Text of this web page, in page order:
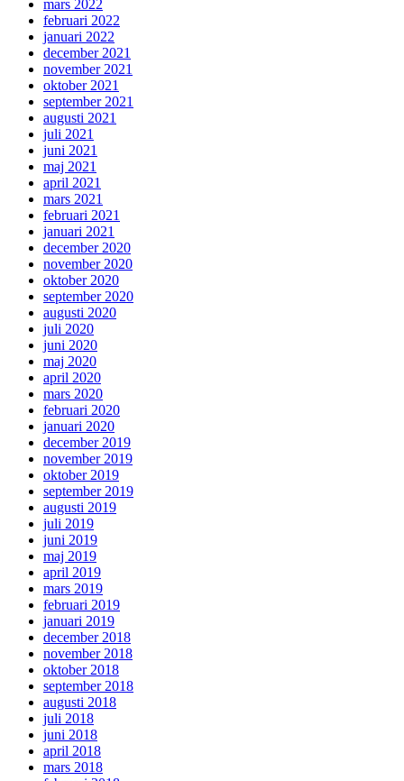
mars 2022
februari 2022
januari 2022
december 2021
november 2021
oktober 2021
september 2021
augusti 2021
juli 2021
juni 2021
maj 2021
april 2021
mars 2021
februari 2021
januari 2021
december 2020
november 2020
oktober 2020
september 2020
augusti 2020
juli 2020
juni 2020
maj 2020
april 2020
mars 2020
februari 2020
januari 2020
december 2019
november 2019
oktober 2019
september 2019
augusti 2019
juli 2019
juni 2019
maj 2019
april 2019
mars 2019
februari 2019
januari 2019
december 2018
november 2018
oktober 2018
september 2018
augusti 2018
juli 2018
juni 2018
april 2018
mars 2018